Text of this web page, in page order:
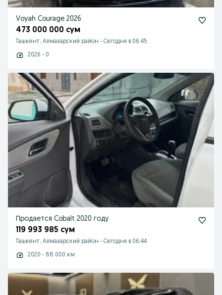
Voyah Courage 2026
473 000 000 сум
Ташкент, Алмазарский район - Сегодня в 06:45
2026 - 0
Продается Cobalt 2020 году
119 993 985 сум
Ташкент, Алмазарский район - Сегодня в 06:44
2020 - 88 000 км